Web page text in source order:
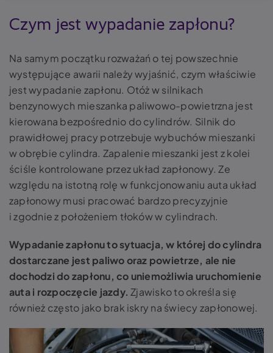
Czym jest wypadanie zapłonu?
Na samym początku rozważań o tej powszechnie
występujące awarii należy wyjaśnić, czym właściwie
jest wypadanie zapłonu. Otóż w silnikach
benzynowych mieszanka paliwowo-powietrzna jest
kierowana bezpośrednio do cylindrów. Silnik do
prawidłowej pracy potrzebuje wybuchów mieszanki
w obrębie cylindra. Zapalenie mieszanki jest z kolei
ściśle kontrolowane przez układ zapłonowy. Ze
względu na istotną rolę w funkcjonowaniu auta układ
zapłonowy musi pracować bardzo precyzyjnie
i zgodnie z położeniem tłoków w cylindrach.
Wypadanie zapłonuto sytuacja, w której do cylindra
dostarczane jest paliwo oraz powietrze, ale nie
dochodzi do zapłonu, co uniemożliwia uruchomienie
auta i rozpoczęcie jazdy. Zjawisko to określa się
również często jako brak iskry na świecy zapłonowej.